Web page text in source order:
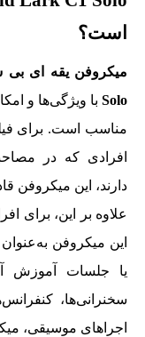
است؟
Solo با ویژگی‌ها و
مناسب است. برای
افرادی که در
دارند، این میکروفن
علاوه بر این، برای
این میکروفن
یا جلسات آموزش
سخنرانی‌ها،